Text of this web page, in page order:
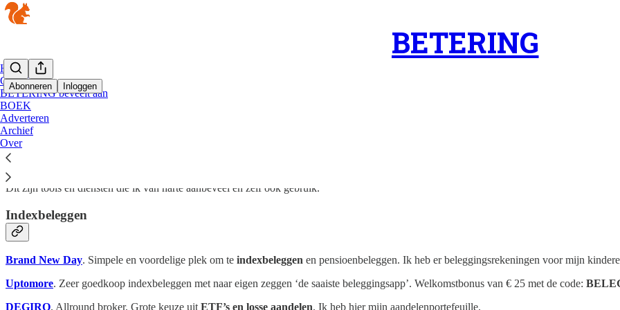
BETERING
Abonneren Inloggen
Home
CURSUS
BETERING beveelt aan
BOEK
Adverteren
Archief
Over
BETERING beveelt aan
Dit zijn tools en diensten die ik van harte aanbeveel en zelf ook gebruik.
Indexbeleggen
Brand New Day. Simpele en voordelige plek om te indexbeleggen en pensioenbeleggen. Ik heb er beleggingsrekeningen voor mijn
Uptomore. Zeer goedkoop indexbeleggen met naar eigen zeggen ‘de saaiste beleggingsapp’. Welkomstbonus van € 25 met de code:
DEGIRO. Allround broker. Grote keuze uit ETF’s en losse aandelen. Ik heb hier mijn aandelenportefeuille.